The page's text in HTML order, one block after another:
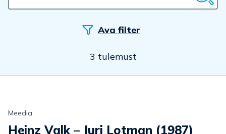
Ava filter
3 tulemust
Meedia
Heinz Valk – Juri Lotman (1987)